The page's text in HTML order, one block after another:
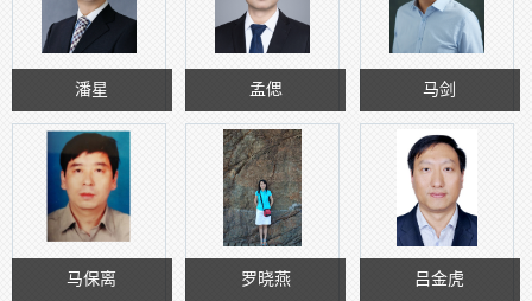
潘星 孟偲 马剑
马保离 罗晓燕 吕金虎